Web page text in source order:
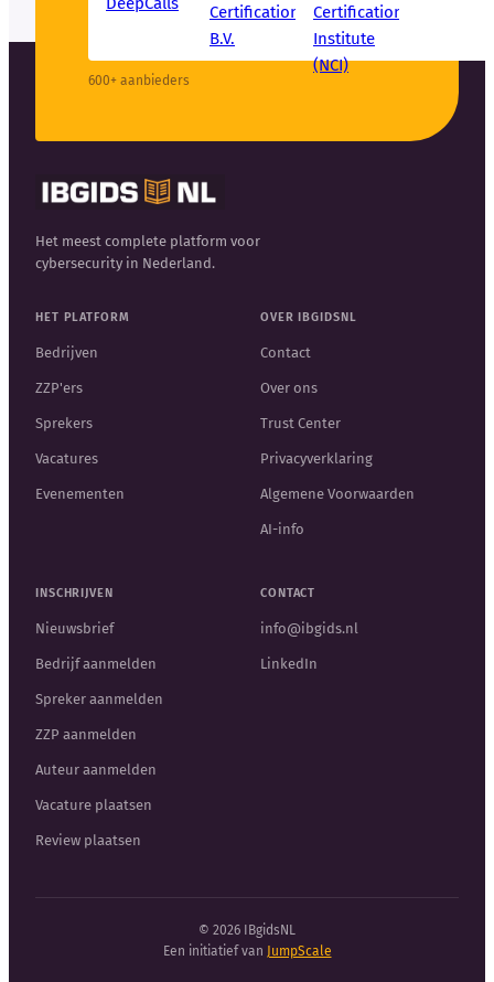
600+ aanbieders
Het meest complete platform voor
cybersecurity in Nederland.
HET PLATFORM
Bedrijven
ZZP'ers
Sprekers
Vacatures
Evenementen
OVER IBGIDSNL
Contact
Over ons
Trust Center
Privacyverklaring
Algemene Voorwaarden
AI-info
INSCHRIJVEN
Nieuwsbrief
Bedrijf aanmelden
Spreker aanmelden
ZZP aanmelden
Auteur aanmelden
Vacature plaatsen
Review plaatsen
CONTACT
info@ibgids.nl
LinkedIn
© 2026 IBgidsNL
Een initiatief van JumpScale